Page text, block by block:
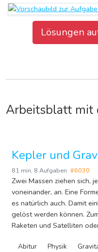
Aufgabenblatt herunterladen
Lösungen
Arbeitsblatt mit
Kepler und
81 min, 8 Aufgaben #6030
Zwei Massen ziehen sich,
voneinander, an. Eine
es natürlich auch. Damit
gelöst werden können.
Raketen und Satelliten
Abitur Physik